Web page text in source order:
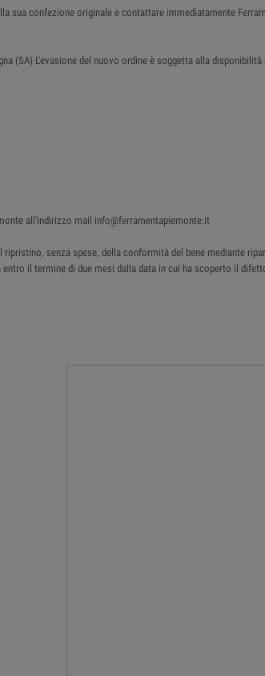
confezione originale e contattare immediatamente
(SA) L'evasione del nuovo ordine è soggetta alla
all'indirizzo mail info@ferramentapiemonte.it
senza spese, della conformità del bene mediante
il termine di due mesi dalla data in cui ha scoperto il